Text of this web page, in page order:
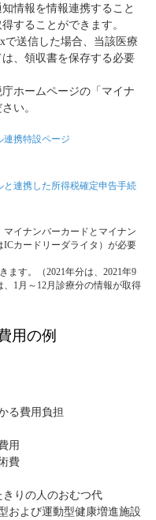
情報を情報連携すること
することができます。
で送信した場合、当該医療
、領収書を保存する必要
ホームページの「マイナ
い。
連携特設ページ
と連携した所得税確定申告手続
イナンバーカードとマイナン
カードリーダライタ）が必要
ます。（2021年分は、2021年9
、1月～12月診療分の情報が取得
用の例
る費用負担
用
費
りの人のおむつ代
および運動型健康増進施設